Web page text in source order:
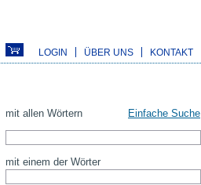
LOGIN ÜBER UNS KONTAKT
mit allen Wörtern Einfache Suche
mit einem der Wörter